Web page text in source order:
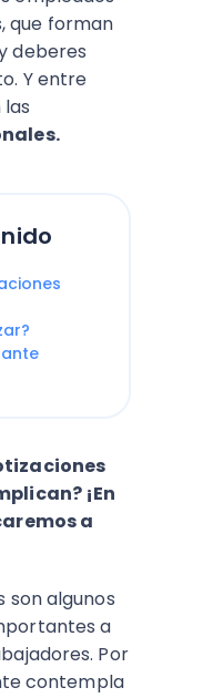
que forman
deberes
Y entre
¡En
a
son algunos
a
Por
contempla